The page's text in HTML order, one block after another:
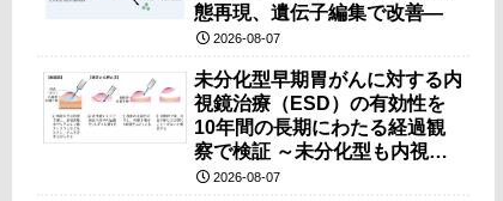
態再現、遺伝子編集で改善―
2026-08-07
未分化型早期胃がんに対する内
視鏡治療（ESD）の有効性を
10年間の長期にわたる経過観
察で検証 ～未分化型も内視鏡
治療で胃の温存が可能～
2026-08-07